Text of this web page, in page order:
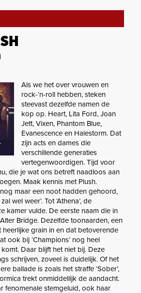
Als we het over vrouwen en
rock-‘n-roll hebben, steken
steevast dezelfde namen de
kop op. Heart, Lita Ford, Joan
Jett, Vixen, Phantom Blue,
Evanescence en Halestorm. Dat
zijn acts en dames die
verschillende generaties
vertegenwoordigen. Tijd voor
die je wat ons betreft naadloos aan
Maak kennis met Plush.
maar een noot hadden gehoord,
wel weer’. Tot ‘Athena’, de
kamer vulde. De eerste naam die in
Bridge. Dezelfde toonaarden, een
heerlijke grain in en dat betoverende
ook bij ‘Champions’ nog heel
Daar blijft het niet bij. Deze
schrijven, zoveel is duidelijk. Of het
ballade is zoals het straffe ‘Sober’,
trekt onmiddellijk de aandacht.
fenomenale stemgeluid, ook haar